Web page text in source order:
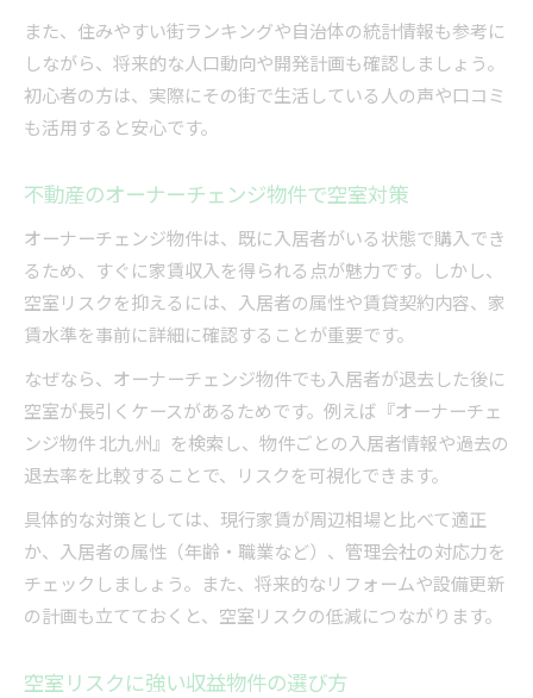
また、住みやすい街ランキングや自治体の統計情報も参考に
しながら、将来的な人口動向や開発計画も確認しましょう。
初心者の方は、実際にその街で生活している人の声や口コミ
も活用すると安心です。
不動産のオーナーチェンジ物件で空室対策
オーナーチェンジ物件は、既に入居者がいる状態で購入でき
るため、すぐに家賃収入を得られる点が魅力です。しかし、
空室リスクを抑えるには、入居者の属性や賃貸契約内容、家
賃水準を事前に詳細に確認することが重要です。
なぜなら、オーナーチェンジ物件でも入居者が退去した後に
空室が長引くケースがあるためです。例えば『オーナーチェ
ンジ物件 北九州』を検索し、物件ごとの入居者情報や過去の
退去率を比較することで、リスクを可視化できます。
具体的な対策としては、現行家賃が周辺相場と比べて適正
か、入居者の属性（年齢・職業など）、管理会社の対応力を
チェックしましょう。また、将来的なリフォームや設備更新
の計画も立てておくと、空室リスクの低減につながります。
空室リスクに強い収益物件の選び方